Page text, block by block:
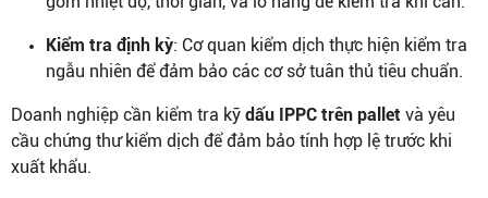
Kiểm tra định kỳ: Cơ quan kiểm dịch thực hiện kiểm tra
ngẫu nhiên để đảm bảo các cơ sở tuân thủ tiêu chuẩn.
Doanh nghiệp cần kiểm tra kỹ dấu IPPC trên pallet và yêu
cầu chứng thư kiểm dịch để đảm bảo tính hợp lệ trước khi
xuất khẩu.